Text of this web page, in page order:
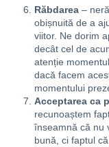
Răbdarea –
obișnuită de a
viitor. Ne dorim
decât cel de
atenție
dacă facem
momentului
Acceptarea ca
recunoaștem
înseamnă că nu
bună, ci faptul